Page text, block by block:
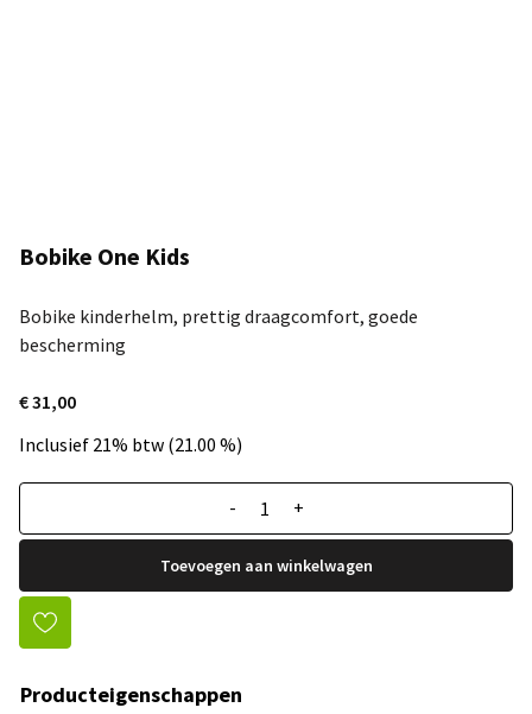
Bobike One Kids
Bobike kinderhelm, prettig draagcomfort, goede
bescherming
€ 31,00
Inclusief 21% btw (21.00 %)
- +
Toevoegen aan winkelwagen
Producteigenschappen